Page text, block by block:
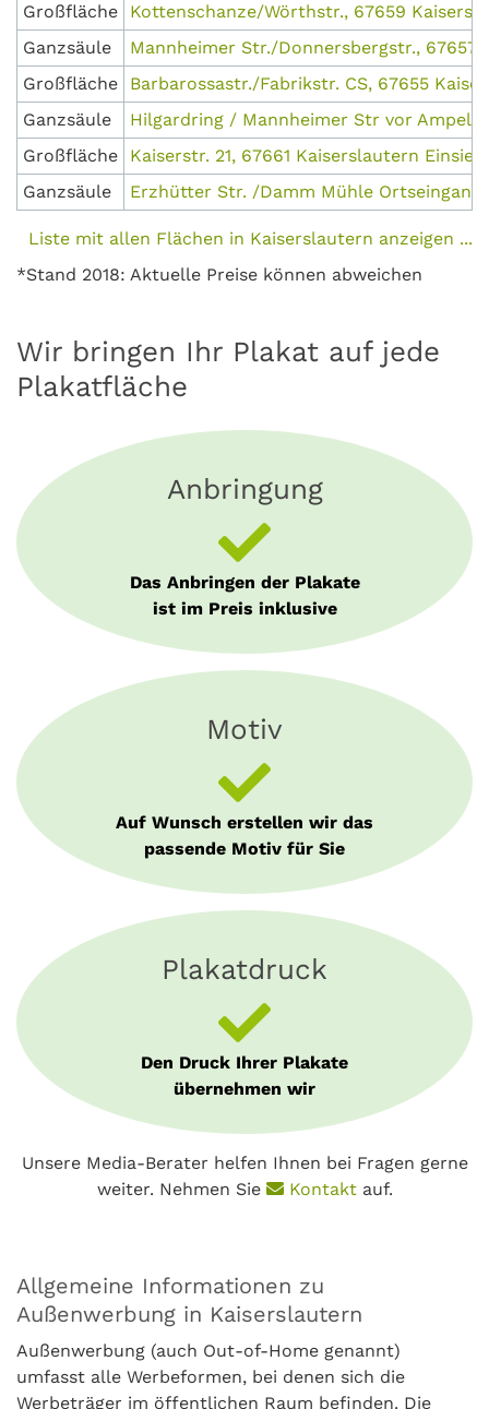
Großfläche
Kottenschanze/Wörthstr., 67659
Ganzsäule
Mannheimer Str./Donnersbergstr., 67657
Großfläche
Barbarossastr./Fabrikstr. CS, 67655
Ganzsäule
Hilgardring / Mannheimer Str vor Ampel
Großfläche
Kaiserstr. 21, 67661 Kaiserslautern
Ganzsäule
Erzhütter Str. /Damm Mühle
Liste mit allen Flächen in Kaiserslautern anzeigen ...
*Stand 2018: Aktuelle Preise können abweichen
Wir bringen Ihr Plakat auf jede
Plakatfläche
Anbringung
Das Anbringen der Plakate
ist im Preis inklusive
Motiv
Auf Wunsch erstellen wir das
passende Motiv für Sie
Plakatdruck
Den Druck Ihrer Plakate
übernehmen wir
Unsere Media-Berater helfen Ihnen bei Fragen gerne
weiter. Nehmen Sie
Kontaktauf.
Allgemeine Informationen zu
Außenwerbung in Kaiserslautern
Außenwerbung (auch Out-of-Home genannt)
umfasst alle Werbeformen, bei denen sich die
Werbeträger im öffentlichen Raum befinden. Die